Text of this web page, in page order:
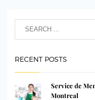
RECENT POSTS
Service de
Montreal